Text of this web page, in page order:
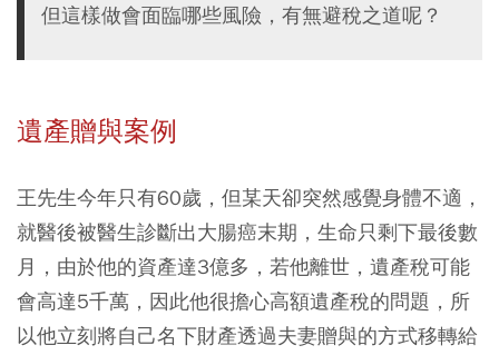
但這樣做會面臨哪些風險，有無避稅之道呢？
遺產贈與案例
王先生今年只有60歲，但某天卻突然感覺身體不適，
就醫後被醫生診斷出大腸癌末期，生命只剩下最後數
月， 由於他的資產達3億多，若他離世，遺產稅可能
會高達5千萬，因此他很擔心高額遺產稅的問題，所
以他立刻將自己名下財產透過夫妻贈與的方式移轉給